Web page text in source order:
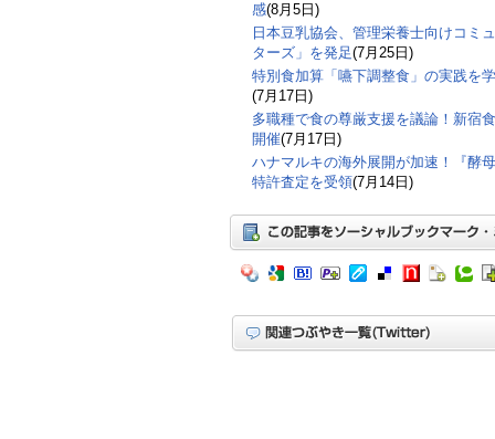
感(8月5日)
日本豆乳協会、管理栄養士向けコミ
ターズ」を発足(7月25日)
特別食加算「嚥下調整食」の実践を
(7月17日)
多職種で食の尊厳支援を議論！新宿
開催(7月17日)
ハナマルキの海外展開が加速！『酵
特許査定を受領(7月14日)